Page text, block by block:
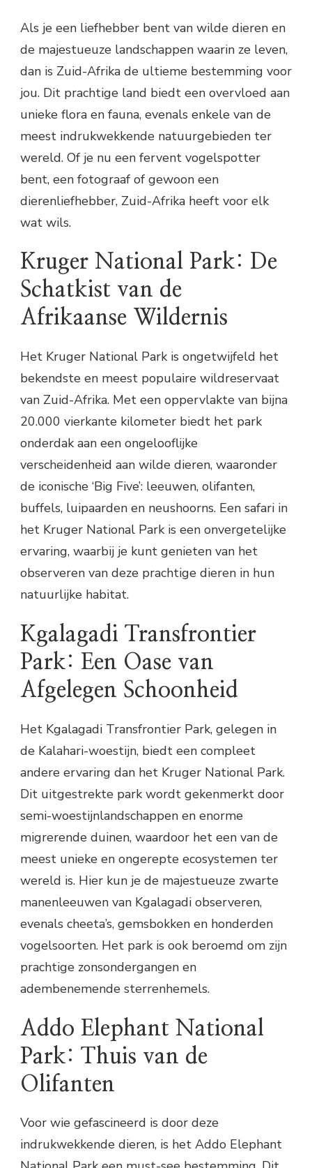
Als je een liefhebber bent van wilde dieren en
de majestueuze landschappen waarin ze leven,
dan is Zuid-Afrika de ultieme bestemming voor
jou. Dit prachtige land biedt een overvloed aan
unieke flora en fauna, evenals enkele van de
meest indrukwekkende natuurgebieden ter
wereld. Of je nu een fervent vogelspotter
bent, een fotograaf of gewoon een
dierenliefhebber, Zuid-Afrika heeft voor elk
wat wils.
Kruger National Park: De
Schatkist van de
Afrikaanse Wildernis
Het Kruger National Park is ongetwijfeld het
bekendste en meest populaire wildreservaat
van Zuid-Afrika. Met een oppervlakte van bijna
20.000 vierkante kilometer biedt het park
onderdak aan een ongelooflijke
verscheidenheid aan wilde dieren, waaronder
de iconische ‘Big Five’: leeuwen, olifanten,
buffels, luipaarden en neushoorns. Een safari in
het Kruger National Park is een onvergetelijke
ervaring, waarbij je kunt genieten van het
observeren van deze prachtige dieren in hun
natuurlijke habitat.
Kgalagadi Transfrontier
Park: Een Oase van
Afgelegen Schoonheid
Het Kgalagadi Transfrontier Park, gelegen in
de Kalahari-woestijn, biedt een compleet
andere ervaring dan het Kruger National Park.
Dit uitgestrekte park wordt gekenmerkt door
semi-woestijnlandschappen en enorme
migrerende duinen, waardoor het een van de
meest unieke en ongerepte ecosystemen ter
wereld is. Hier kun je de majestueuze zwarte
manenleeuwen van Kgalagadi observeren,
evenals cheeta’s, gemsbokken en honderden
vogelsoorten. Het park is ook beroemd om zijn
prachtige zonsondergangen en
adembenemende sterrenhemels.
Addo Elephant National
Park: Thuis van de
Olifanten
Voor wie gefascineerd is door deze
indrukwekkende dieren, is het Addo Elephant